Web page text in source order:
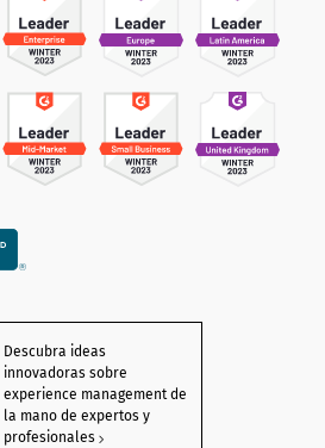
Descubra ideas
innovadoras sobre
experience management de
la mano de expertos y
profesionales